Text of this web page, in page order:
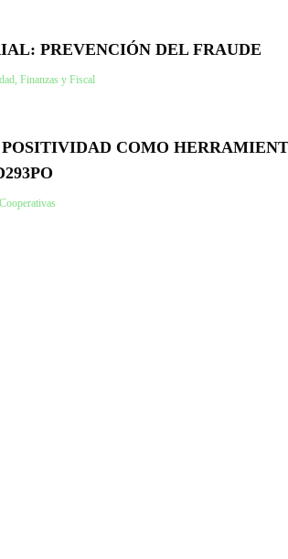
PREVENCIÓN DEL FRAUDE
Finanzas y Fiscal
COMO
Cooperativas